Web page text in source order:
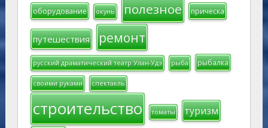
оборудование окунь полезное прическа
путешествия ремонт
русский драматический театр Улан-Удэ рыба рыбалка
своими руками спектакль
строительство томаты туризм